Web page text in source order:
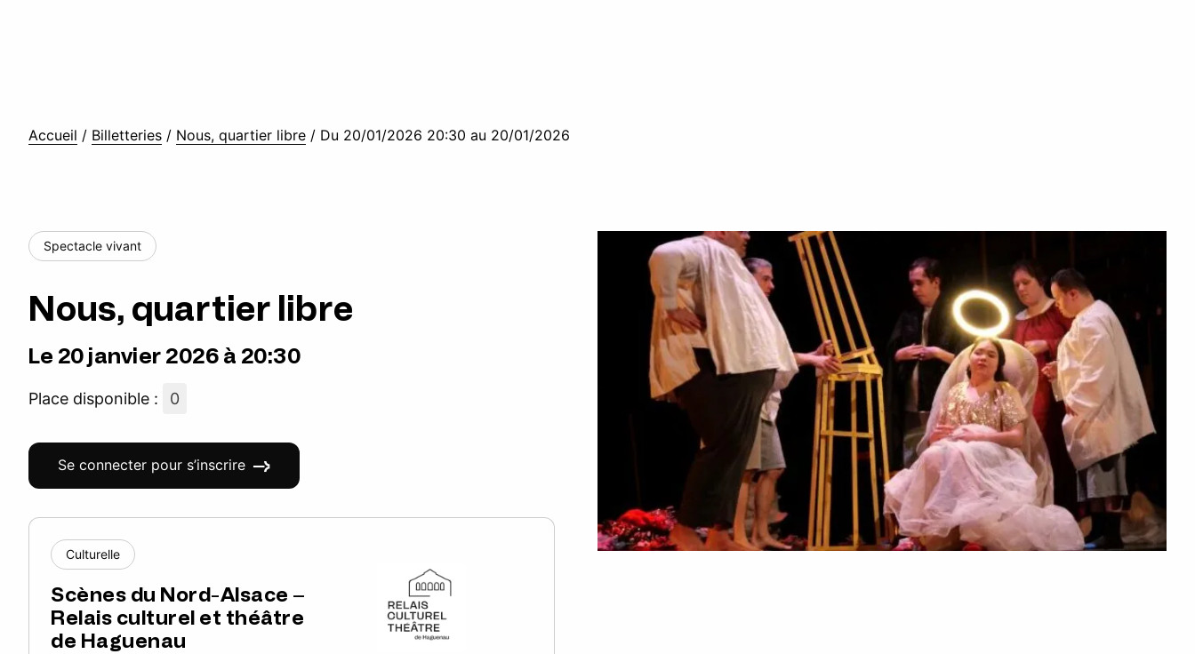
Accueil / Billetteries / Nous, quartier libre / Du 20/01/2026 20:30 au 20/01/2026
Spectacle vivant
Nous, quartier libre
Le 20 janvier 2026 à 20:30
Place disponible : 0
Se connecter pour s’inscrire
Culturelle
Scènes du Nord-Alsace –
Relais culturel et théâtre
de Haguenau